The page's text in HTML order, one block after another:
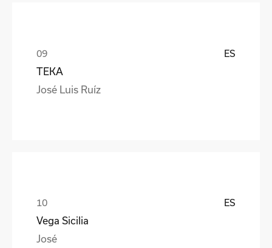
ES
TEKA
José Luis Ruíz
ES
Vega Sicilia
José